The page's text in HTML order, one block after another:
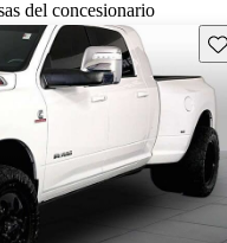
del concesionario